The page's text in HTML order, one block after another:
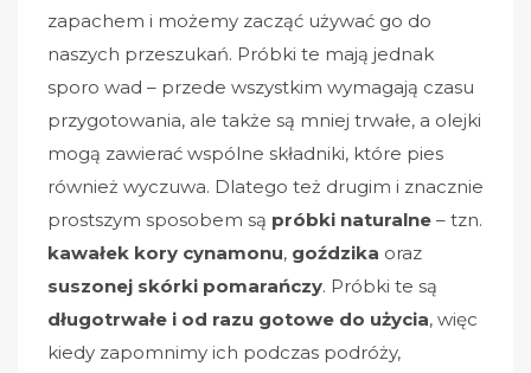
zapachem i możemy zacząć używać go do
naszych przeszukań. Próbki te mają jednak
sporo wad – przede wszystkim wymagają czasu
przygotowania, ale także są mniej trwałe, a olejki
mogą zawierać wspólne składniki, które pies
również wyczuwa. Dlatego też drugim i znacznie
prostszym sposobem są próbki naturalne – tzn.
kawałek kory cynamonu, goździka oraz
suszonej skórki pomarańczy. Próbki te są
długotrwałe i od razu gotowe do użycia, więc
kiedy zapomnimy ich podczas podróży,